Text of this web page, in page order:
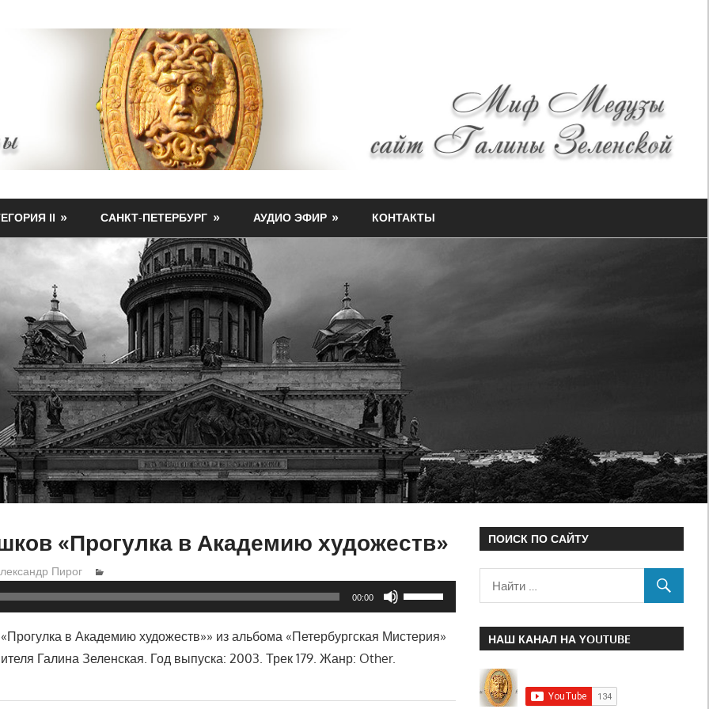
II САНКТ-ПЕТЕРБУРГ АУДИО ЭФИР КОНТАКТЫ
«Прогулка в Академию художеств»
Пирог
00:00
Используйте
клавиши
вверх/
увеличить
в Академию художеств»» из альбома «Петербургская Мистерия»
Галина Зеленская. Год выпуска: 2003. Трек 179. Жанр: Other.
ПОИСК ПО САЙТУ
НАШ КАНАЛ НА YOUTUBE